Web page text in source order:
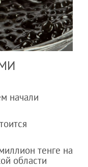
начали
тенге на
области